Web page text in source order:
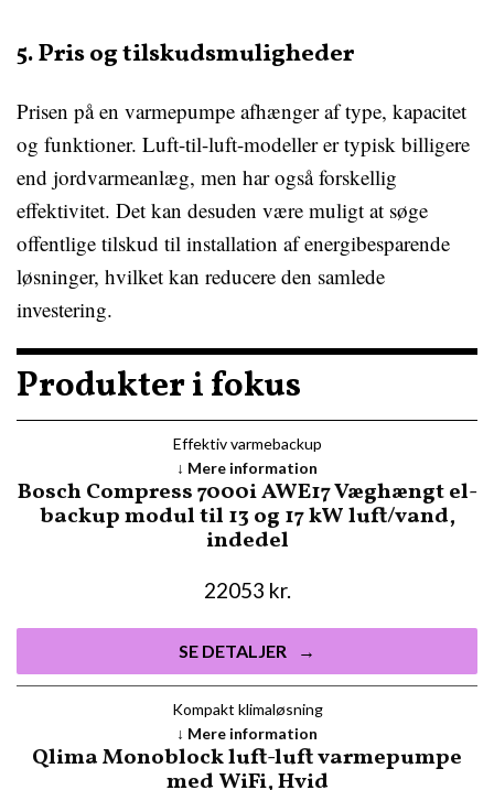
5. Pris og tilskudsmuligheder
Prisen på en varmepumpe afhænger af type, kapacitet
og funktioner. Luft-til-luft-modeller er typisk billigere
end jordvarmeanlæg, men har også forskellig
effektivitet. Det kan desuden være muligt at søge
offentlige tilskud til installation af energibesparende
løsninger, hvilket kan reducere den samlede
investering.
Produkter i fokus
Effektiv varmebackup
Bosch Compress 7000i AWE17 Væghængt el-
backup modul til 13 og 17 kW luft/vand,
indedel
22053 kr.
SE DETALJER
Mere information
Kompakt klima­løsning
Qlima Monoblock luft-luft varmepumpe
med WiFi, Hvid
Mere information